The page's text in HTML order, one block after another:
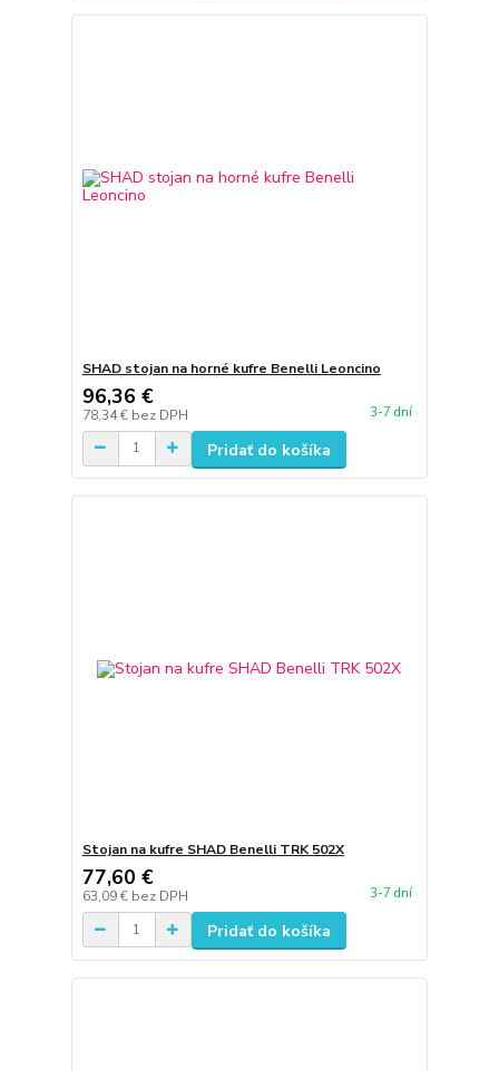
SHAD stojan na horné kufre Benelli Leoncino
96,36 €
78,34 € bez DPH 3-7 dní
Pridať do košíka
Stojan na kufre SHAD Benelli TRK 502X
77,60 €
63,09 € bez DPH 3-7 dní
Pridať do košíka